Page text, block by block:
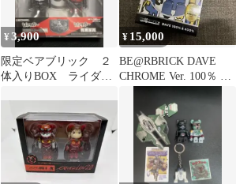
¥3,900
限定ベアブリック ２
体入りBOX ライダー
¥ 15,000
BE@RBRICK DAVE
CHROME Ver. 100％ &